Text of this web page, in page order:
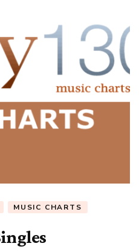
MUSIC CHARTS